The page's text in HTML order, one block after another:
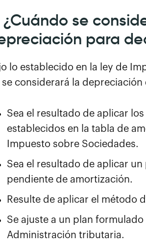
¿Cuándo se
para
lo establecido en la ley de
se considerará la
Sea el resultado de aplicar
establecidos en la tabla de
Impuesto sobre Sociedades.
Sea el resultado de aplicar
pendiente de amortización.
Resulte de aplicar el método
Se ajuste a un plan
Administración tributaria.